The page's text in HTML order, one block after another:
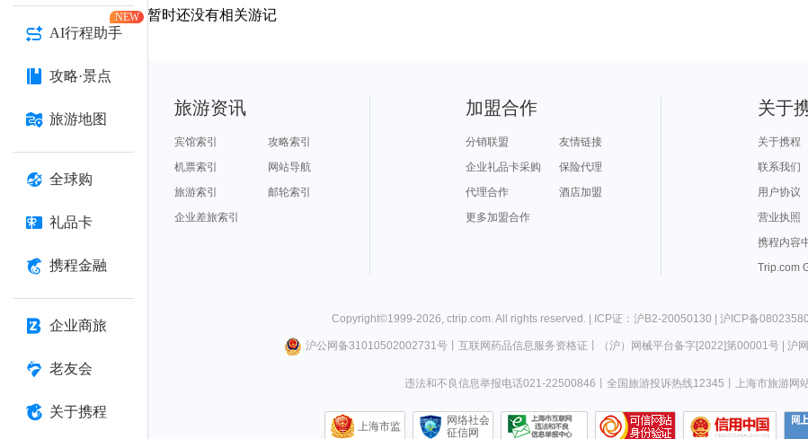
AI行程助手
NEW
攻略·景点
旅游地图
全球购
礼品卡
携程金融
企业商旅
老友会
关于携程
暂时还没有相关游记
旅游资讯
宾馆索引
攻略索引
机票索引
网站导航
旅游索引
邮轮索引
企业差旅索引
加盟合作
分销联盟
友情链接
企业礼品卡采购
保险代理
代理合作
酒店加盟
更多加盟合作
关于
关于携程
联系我们
用户协议
营业执照
携程内容
Trip.com
Copyright©1999-2026, ctrip.com. All rights reserved. | ICP证：沪B2-20050130 | 沪ICP备
沪公网备31010502002731号丨 互联网药品信息服务资格证 （沪）网械平台备字[2022]第00001号| 沪
违法和不良信息举报电话021-22500846 全国旅游投诉热线12345 上海市旅游网
上海市监
网络社会
征信网